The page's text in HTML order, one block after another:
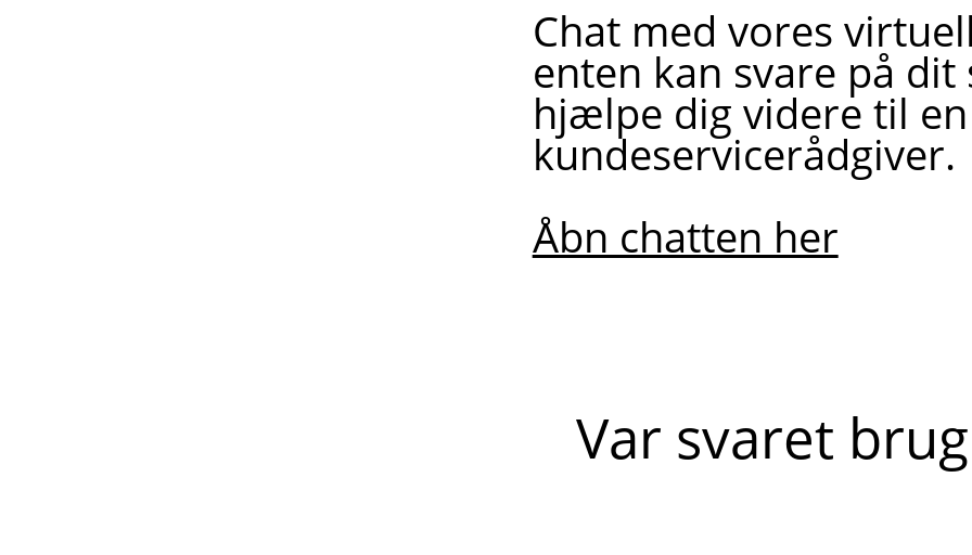
Chat med vores
enten kan svare på
hjælpe dig videre til en
kundeservicerådgiver.
Åbn chatten her
Var svaret